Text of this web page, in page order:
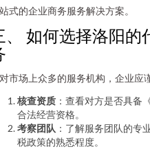
式的企业商务服务解决方案。
、 如何选择洛阳的
市场上众多的服务机构，企业应
核查资质 ：查看对方是否具备
合法经营资格。
考察团队 ：了解服务团队的专
税政策的熟悉程度。